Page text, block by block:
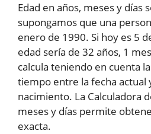
Edad en años, meses y días
supongamos que una
enero de 1990. Si hoy es 5
edad sería de 32 años, 1
calcula teniendo en cuenta
tiempo entre la fecha actual
nacimiento. La Calculadora
meses y días permite
exacta.